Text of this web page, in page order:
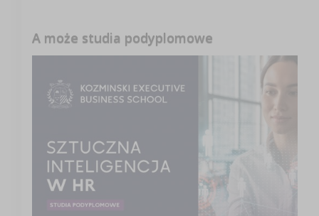
A może studia podyplomowe